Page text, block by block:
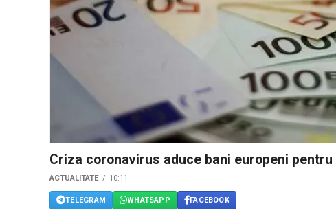
Criza coronavirus aduce bani europeni
ACTUALITATE 10:11
TELEGRAM WHATSAPP FACEBOOK